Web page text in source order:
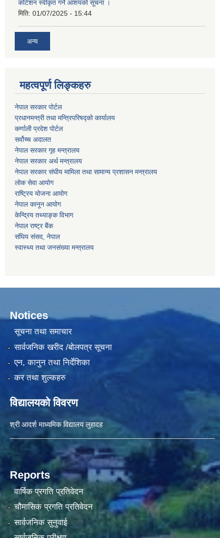
कोटेशन स्वीकृत गर्ने आशयको सूचना ।
मिति: 01/07/2025 - 15:44
अन्य
महत्वपूर्ण लिङ्कहरु
नेपाल सरकार पोर्टल
प्रधानमन्‍‍त्री तथा मन्‍त्रिपरिषद्को कार्यालय
कर्णाली प्रदेश पोर्टल
सर्वोच्‍च अदालत
नेपाल सरकार गृह मन्‍‍‍त्रालय
नेपाल सरकार अर्थ मन्‍त्रालय
नेपाल सरकार संघीय मामिला तथा सामान्य प्रशासन मन्‍त्रालय
लोक सेवा आयोग
राष्‍ट्रिय योजना आयोग
नेपाल कानून आयोग
केन्द्रिय तथ्याङ्क विभाग
नेपाल राष्‍ट्र बैंक
संघिय संसद, नेपाल
स्वास्थ्य तथा जनसंख्या मन्त्रालय
Notices
सूचना तथा समाचार
सार्वजनिक खरीद /बोलपत्र सूचना
एन, कानुन तथा निर्देशिका
कर तथा शुल्कहरु
विद्यालयको विवरण
श्री आदर्श माध्यमिक विद्यालय लुहादह
Reports
वार्षिक प्रगति प्रतिवेदन
चौमासिक प्रगति प्रतिवेदन
सार्वजनिक सुनुवाई